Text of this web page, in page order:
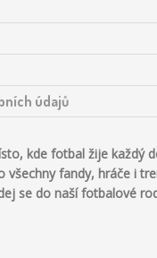
údajů
kde fotbal žije každý
všechny fandy, hráče i
se do naší fotbalové